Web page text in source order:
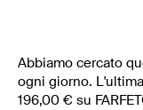
Abbiamo cercato
ogni giorno.
196,00 € su